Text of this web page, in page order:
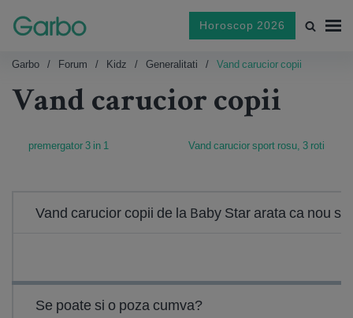
Horoscop 2026
Garbo Forum Kidz Generalitati Vand carucior copii
Vand carucior copii
premergator 3 in 1 Vand carucior sport rosu, 3 roti
Vand carucior copii de la Baby Star arata ca nou
Se poate si o poza cumva?